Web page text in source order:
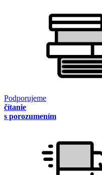
Podporujeme
čítanie
s porozumením